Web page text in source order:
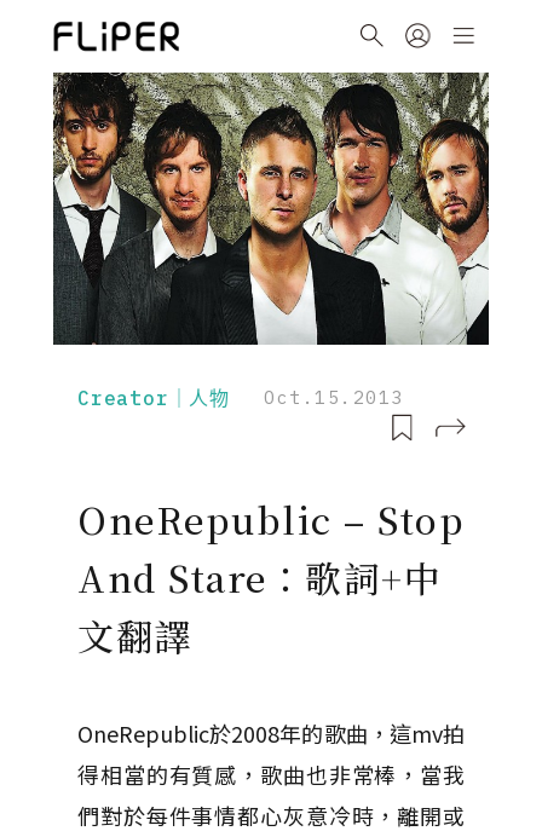
Creator｜人物 Oct.15.2013
OneRepublic – Stop
And Stare：歌詞+中
文翻譯
OneRepublic於2008年的歌曲，這mv拍
得相當的有質感，歌曲也非常棒，當我
們對於每件事情都心灰意冷時，離開或